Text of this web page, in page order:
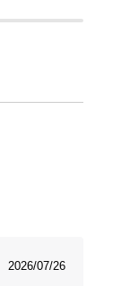
2026/07/26